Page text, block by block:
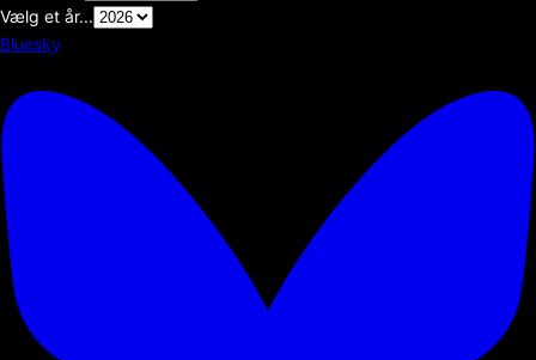
Vælg et år...
Bluesky